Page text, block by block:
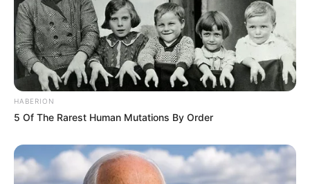
Serem! 9 Chat Ojek Online &
Pelanggan Ini Bikin Auto
Merinding
HABERION
5 Of The Rarest Human Mutations By Order